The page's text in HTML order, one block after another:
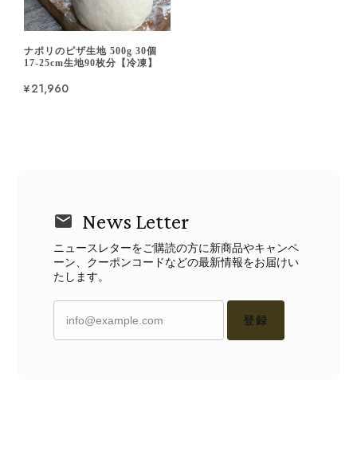
ナポリのピザ生地 500g 30個
17-25cm生地90枚分【冷凍】
¥21,960
News Letter
ニュースレターをご購読の方に新商品やキャンペ
ーン、クーポンコードなどの最新情報をお届けい
たします。
登録